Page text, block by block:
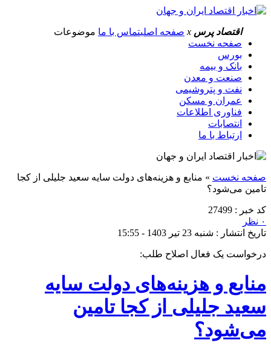
اقتصاد پرس x صفحه اصلیتماس با ما موضوعات
صفحه نخست
بورس
بانک و بیمه
صنعت و معدن
نفت و پتروشیمی
عمران و مسکن
فناوری اطلاعات
انتصابات
ارتباط با ما
صفحه نخست » منابع و هزینه‌های دولت سایه سعید جلیلی از کجا
تامین می‌شود؟
کد خبر : 27499
۰ نظر
تاریخ انتشار : شنبه 23 تیر 1403 - 15:55
درخواست یک فعال اصلاح طلب:
منابع و هزینه‌های دولت سایه
سعید جلیلی از کجا تامین
می‌شود؟